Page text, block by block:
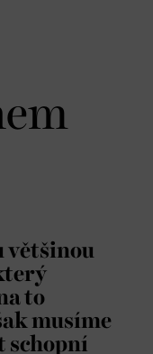
většinou
to
musíme
schopní